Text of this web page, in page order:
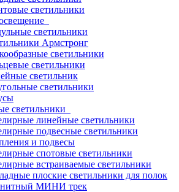
светильники
светильники
Армстронг
светильники
светильники
светильник
светильники
светильники
линейные светильники
подвесные светильники
и подвесы
спотовые светильники
встраиваемые светильники
плоские светильники для полок
МИНИ трек